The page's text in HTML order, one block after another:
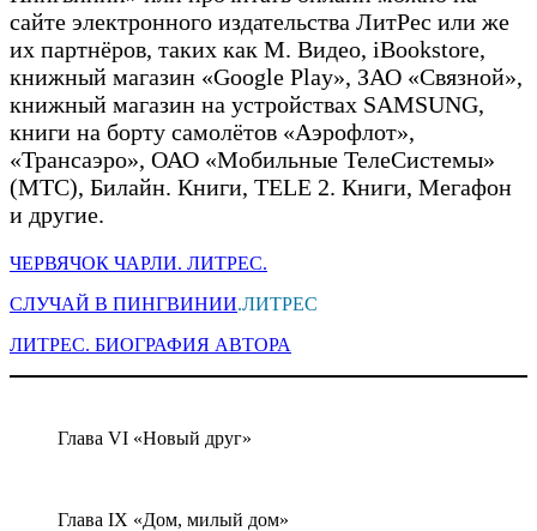
сайте электронного издательства ЛитРес или же
их партнёров, таких как М. Видео, iBookstore,
книжный магазин «Google Play», ЗАО «Связной»,
книжный магазин на устройствах SAMSUNG,
книги на борту самолётов «Аэрофлот»,
«Трансаэро», ОАО «Мобильные ТелеСистемы»
(МТС), Билайн. Книги, TELE 2. Книги, Мегафон
и другие.
ЧЕРВЯЧОК ЧАРЛИ. ЛИТРЕС.
СЛУЧАЙ В ПИНГВИНИИ.ЛИТРЕС
ЛИТРЕС. БИОГРАФИЯ АВТОРА
Глава VI «Новый друг»
Глава IX «Дом, милый дом»